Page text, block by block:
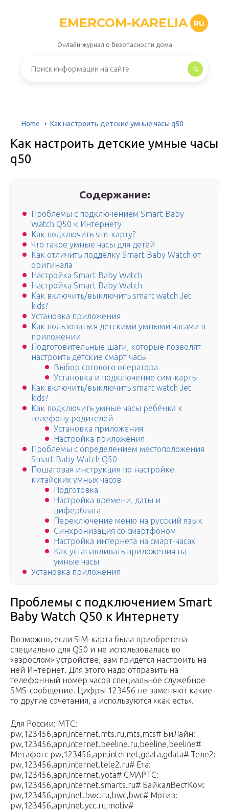
EMERCOM-KARELIA RU
Онлайн-журнал о безопасности дома
Home Как настроить детские умные часы q50
Как настроить детские умные часы
q50
Содержание:
Проблемы с подключением Smart Baby
Watch Q50 к Интернету
Как подключить sim-карту?
Что такое умные часы для детей
Как отличить подделку Smart Baby Watch от
оригинала
Настройка Smart Baby Watch
Настройка Smart Baby Watch
Как включить/выключить smart watch Jеt
kids?
Установка приложения
Как пользоваться детскими умными часами в
приложении
Подготовительные шаги, которые позволят
настроить детские смарт часы
Выбор сотового оператора
Установка и подключение сим-карты
Как включить/выключить smart watch Jеt
kids?
Как подключить умные часы ребёнка к
телефону родителей
Установка приложения
Настройка приложения
Проблемы с определением местоположения
Smart Baby Watch Q50
Пошаговая инструкция по настройке
китайских умных часов
Подготовка
Настройка времени, даты и
циферблата
Переключение меню на русский язык
Синхронизация со смартфоном
Настройка интернета на смарт-часах
Как устанавливать приложения на
умные часы
Установка приложения
Проблемы с подключением Smart
Baby Watch Q50 к Интернету
Возможно, если SIM-карта была приобретена
специально для Q50 и не использовалась во
«взрослом» устройстве, вам придется настроить на
ней Интернет. Для этого надо отправить на
телефонный номер часов специальное служебное
SMS-сообщение. Цифры 123456 не заменяют какие-
то другие сочетания, а используются «как есть».
Для России: МТС:
pw,123456,apn,internet.mts.ru,mts,mts# БиЛайн:
pw,123456,apn,internet.beeline.ru,beeline,beeline#
Мегафон: pw,123456,apn,internet,gdata,gdata# Теле2:
pw,123456,apn,internet.tele2.ru# Ета:
pw,123456,apn,internet.yota# СМАРТС:
pw,123456,apn,internet.smarts.ru# БайкалВестКом:
pw,123456,apn,inet.bwc.ru,bwc,bwc# Мотив:
pw,123456,apn,inet.ycc.ru,motiv#